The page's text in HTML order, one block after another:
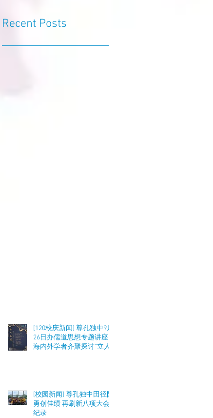
Recent Posts
[120校庆新闻] 尊孔独中9月
26日办儒道思想专题讲座
海内外学者齐聚探讨“立人
[校园新闻] 尊孔独中田径队
勇创佳绩 再刷新八项大会
纪录